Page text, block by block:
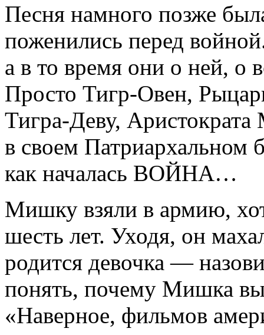
Песня намного позже
поженились перед
а в то время они о ней, о
Просто Тигр-Овен,
Тигра-Деву,
в своем Патриархальном
как началась ВОЙНА…
Мишку взяли в армию,
шесть лет. Уходя, он
родится девочка —
понять, почему Мишка
«Наверное, фильмов